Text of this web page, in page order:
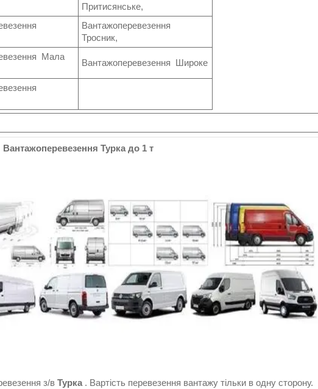
Притисянське,
Вантажоперевезення
Тросник,
Мала
Вантажоперевезення Широке
Вантажоперевезення Турка до 1 т
з/в Турка . Вартість перевезення вантажу тільки в одну сторону.